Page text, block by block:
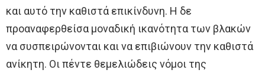
και αυτό την καθιστά επικίνδυνη. Η δε
προαναφερθείσα μοναδική ικανότητα των βλακών
να συσπειρώνονται και να επιβιώνουν την καθιστά
ανίκητη. Οι πέντε θεμελιώδεις νόμοι της